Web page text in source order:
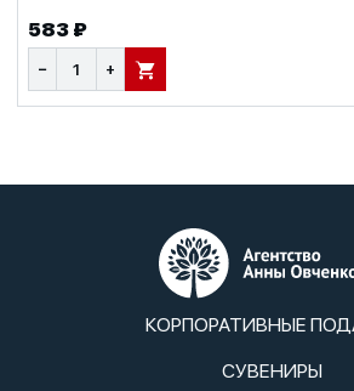
583 ₽
− + В КОРЗИНУ
КОРПОРАТИВНЫЕ
СУВЕНИРЫ